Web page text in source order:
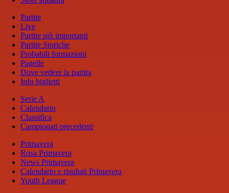
Partite
Live
Partite più importanti
Partite Storiche
Probabili formazioni
Pagelle
Dove vedere la partita
Info biglietti
Serie A
Calendario
Classifica
Campionati precedenti
Primavera
Rosa Primavera
News Primavera
Calendario e risultati Primavera
Youth League